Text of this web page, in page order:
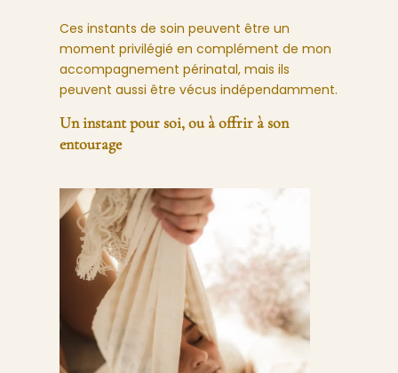
Ces instants de soin peuvent être un
moment privilégié en complément de mon
accompagnement périnatal, mais ils
peuvent aussi être vécus indépendamment.
Un instant pour soi, ou à offrir à son
entourage